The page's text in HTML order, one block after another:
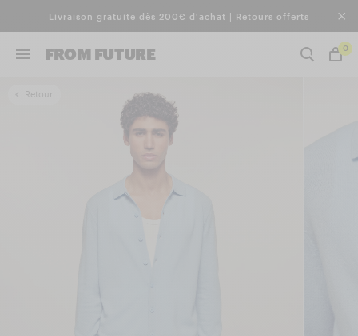
Livraison gratuite dès 200€ d'achat | Retours offerts
FROM FUTURE 0
Retour